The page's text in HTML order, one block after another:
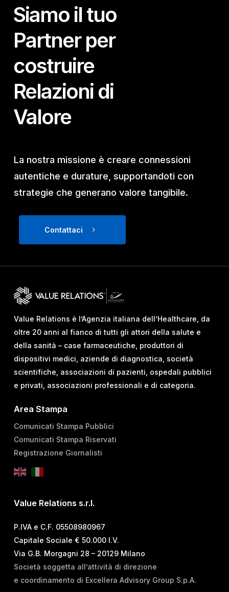
Siamo il tuo
Partner per
costruire
Relazioni di
Valore
La nostra missione è creare connessioni
autentiche e durature, supportandoti con
strategie che generano valore tangibile.
Contattaci
Value Relations è l’Agenzia italiana dell’Healthcare, da
oltre 20 anni al fianco di tutti gli attori della salute e
della sanità – case farmaceutiche, produttori di
dispositivi medici, aziende di diagnostica, società
scientifiche, associazioni di pazienti, ospedali pubblici
e privati, associazioni professionali e di categoria.
Area Stampa
Comunicati Stampa Pubblici
Comunicati Stampa Riservati
Registrazione Giornalisti
Value Relations s.r.l.
P.IVA e C.F. 05508980967
Capitale Sociale € 50.000 I.V.
Via G.B. Morgagni 28 – 20129 Milano
Società soggetta all’attività di direzione
e coordinamento di Excellera Advisory Group S.p.A.